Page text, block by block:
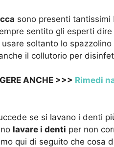
sono presenti
sentito gli esperti
usare soltanto lo
il collutorio per
ANCHE >>> Rimedi
se si lavano i denti
lavare i denti per non
qui di seguito che cosa